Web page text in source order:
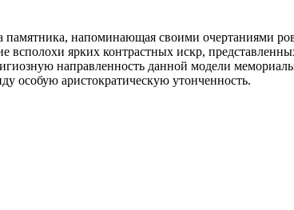
напоминающая своими очертаниями
всполохи ярких контрастных искр,
направленность данной модели
особую аристократическую утонченность.